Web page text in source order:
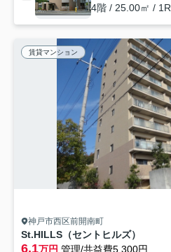
4階 / 25.00㎡ / 1R
賃貸マンション
神戸市西区前開南町
St.HILLS（セントヒルズ）
6.1万円 管理/共益費5,300円